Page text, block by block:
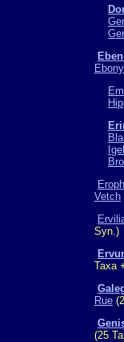
Ebony
Vetch
Syn.)
Taxa
Rue
(25